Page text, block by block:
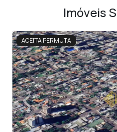
Imóveis
ACEITA PERMUTA
‹Previous